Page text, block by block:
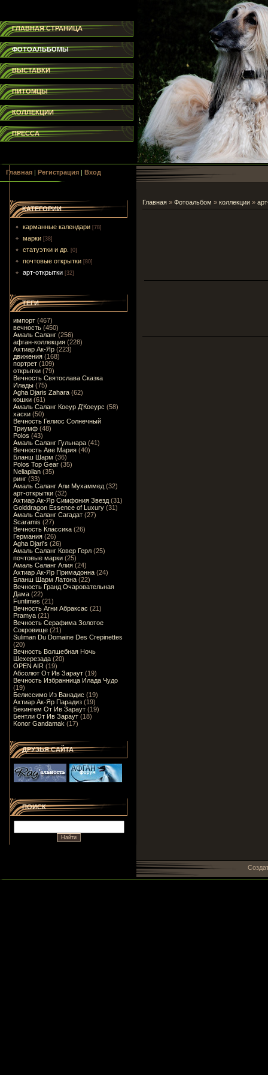
ГЛАВНАЯ СТРАНИЦА
ФОТОАЛЬБОМЫ
ВЫСТАВКИ
ПИТОМЦЫ
КОЛЛЕКЦИИ
ПРЕССА
Главная | Регистрация | Вход
КАТЕГОРИИ
карманные календари [78]
марки [38]
статуэтки и др. [0]
почтовые открытки [80]
арт-открытки [32]
ТЕГИ
импорт (467)
вечность (450)
Амаль Саланг (256)
афган-коллекция (228)
Ахтиар Ак-Яр (223)
движения (168)
портрет (109)
открытки (79)
Вечность Святослава Сказка
Илады (75)
Agha Djaris Zahara (62)
кошки (61)
Амаль Саланг Коеур Д'Коеурс (58)
хаски (50)
Вечность Гелиос Солнечный
Триумф (48)
Polos (43)
Амаль Саланг Гульнара (41)
Вечность Аве Мария (40)
Бланш Шарм (36)
Polos Top Gear (35)
Neliapilan (35)
ринг (33)
Амаль Саланг Али Мухаммед (32)
арт-открытки (32)
Ахтиар Ак-Яр Симфония Звезд (31)
Golddragon Essence of Luxury (31)
Амаль Саланг Сагадат (27)
Scaramis (27)
Вечность Классика (26)
Германия (26)
Agha Djari's (26)
Амаль Саланг Ковер Герл (25)
почтовые марки (25)
Амаль Саланг Алия (24)
Ахтиар Ак-Яр Примадонна (24)
Бланш Шарм Латона (22)
Вечность Гранд Очаровательная
Дама (22)
Funtimes (21)
Вечность Агни Абраксас (21)
Pramya (21)
Вечность Серафима Золотое
Сокровище (21)
Suliman Du Domaine Des Crepinettes
(20)
Вечность Волшебная Ночь
Шехерезада (20)
OPEN AIR (19)
Абсолют От Ив Зараут (19)
Вечность Избранница Илада Чудо
(19)
Белиссимо Из Ванадис (19)
Ахтиар Ак-Яр Парадиз (19)
Бекингем От Ив Зараут (19)
Бентли От Ив Зараут (18)
Konor Gandamak (17)
ДРУЗЬЯ САЙТА
ПОИСК
Главная » Фотоальбом » коллекции »